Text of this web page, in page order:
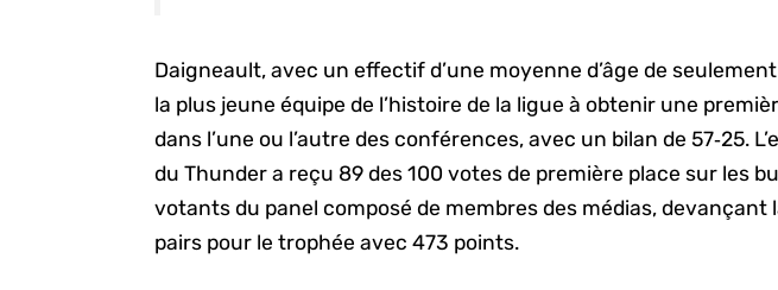
Daigneault, avec un effectif d’une moyenne d’âge de
la plus jeune équipe de l’histoire de la ligue à obtenir une
dans l’une ou l’autre des conférences, avec un bilan de 57‑25.
du Thunder a reçu 89 des 100 votes de première place sur les
votants du panel composé de membres des médias, devançant
pairs pour le trophée avec 473 points.